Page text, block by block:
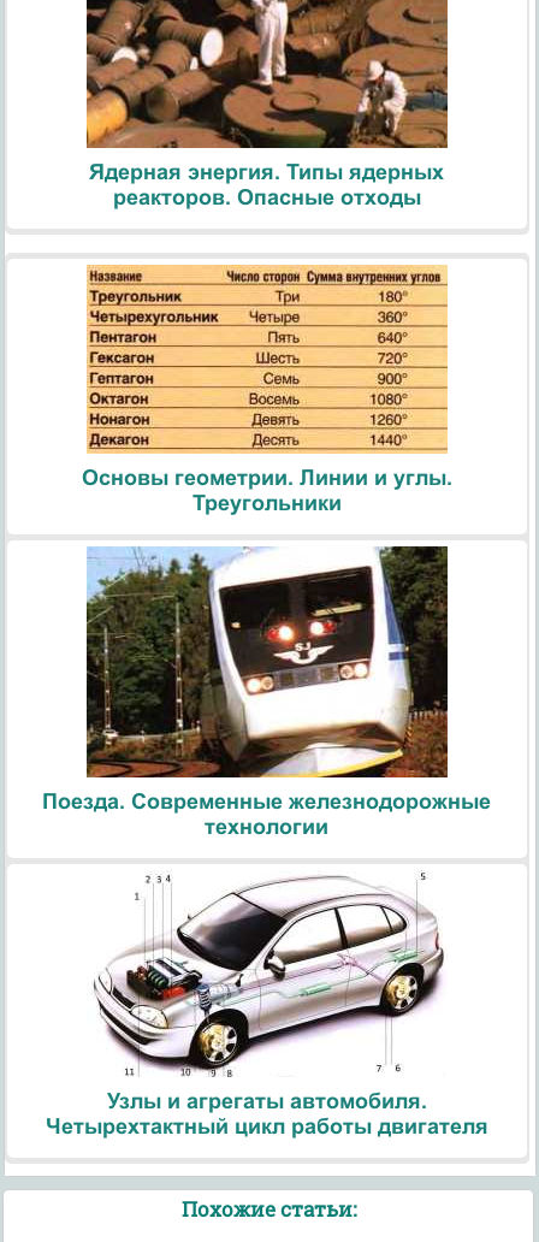
Ядерная энергия. Типы ядерных
реакторов. Опасные отходы
Основы геометрии. Линии и углы.
Треугольники
Поезда. Современные железнодорожные
технологии
Узлы и агрегаты автомобиля.
Четырехтактный цикл работы двигателя
Похожие статьи: